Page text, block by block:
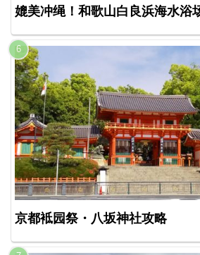
媲美冲绳！和歌山白良浜海水浴
京都袛园祭・八坂神社攻略